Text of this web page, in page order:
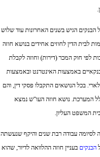
.
הבנקים הגיש בשנים האחרונות עוד שלוש
לבית הדין לחוזים אחידים בנושא חוזה
לפי חוק המכר (דירות) וחוזה לקבלת
באמצעות האינטרנט ובאמצעות
בכל הנושאים התקבלו פסקי דין, והם
המערכת. נושא חוזה העו"ש נמצא
המשפט העליון.
לסיומה עבודה רבת שנים והיקף שנעשתה
הבנקים בעניין חוזה ההלוואה לדיור, שהוא